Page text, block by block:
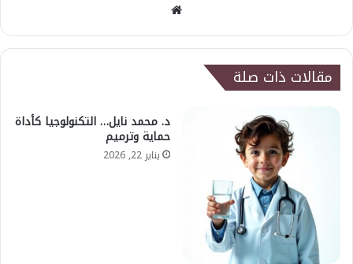
مقالات ذات صلة
د. محمد نايل… التكنولوجيا كأداة
حماية وترميم
يناير 22, 2026